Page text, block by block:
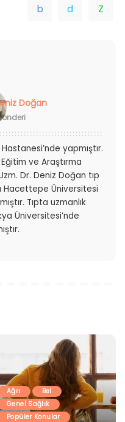
Doğan
yapmıştır.
ve Araştırma
Dr. Deniz Doğan tıp
Hacettepe Üniversitesi
Tıpta uzmanlık
Üniversitesi’nde
Ağrı
Bel
Genel Sağlık
Popüler Konular